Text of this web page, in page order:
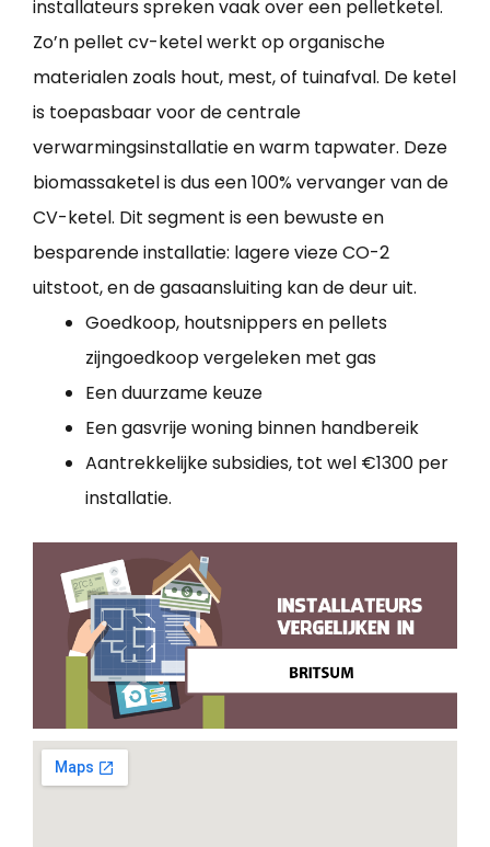
installateurs spreken vaak over een pelletketel.
Zo’n pellet cv-ketel werkt op organische
materialen zoals hout, mest, of tuinafval. De ketel
is toepasbaar voor de centrale
verwarmingsinstallatie en warm tapwater. Deze
biomassaketel is dus een 100% vervanger van de
CV-ketel. Dit segment is een bewuste en
besparende installatie: lagere vieze CO-2
uitstoot, en de gasaansluiting kan de deur uit.
Goedkoop, houtsnippers en pellets
zijngoedkoop vergeleken met gas
Een duurzame keuze
Een gasvrije woning binnen handbereik
Aantrekkelijke subsidies, tot wel €1300 per
installatie.